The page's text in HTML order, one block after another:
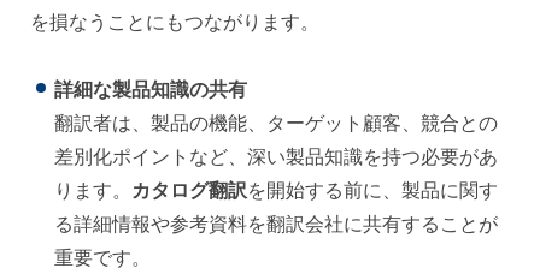
を損なうことにもつながります。
詳細な製品知識の共有
翻訳者は、製品の機能、ターゲット顧客、競合との
差別化ポイントなど、深い製品知識を持つ必要があ
ります。
カタログ翻訳を開始する前に、製品に関す
る詳細情報や参考資料を翻訳会社に共有することが
重要です。